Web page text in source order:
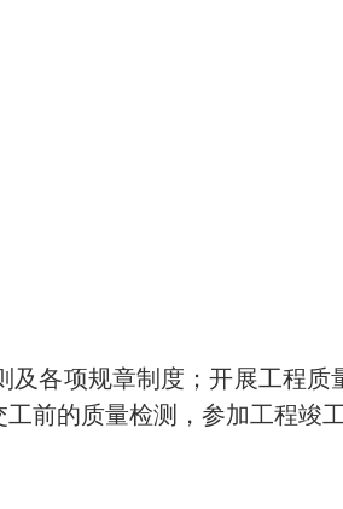
各项规章制度；开展工程质
前的质量检测，参加工程竣工